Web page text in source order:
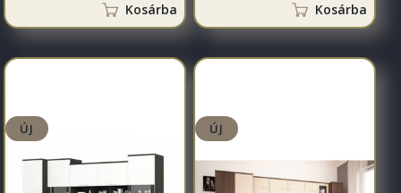
Kosárba
Kosárba
ÚJ ÚJ